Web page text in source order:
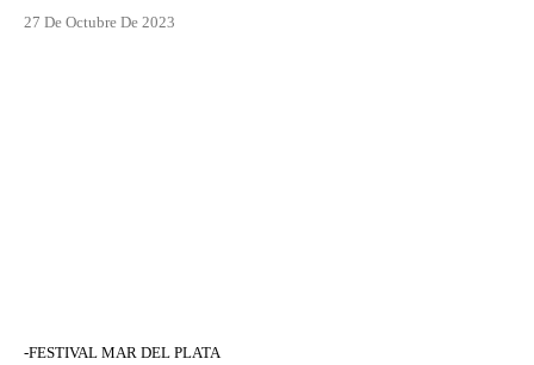
27 De Octubre De 2023
-FESTIVAL MAR DEL PLATA